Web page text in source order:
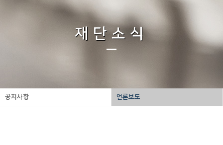
재단소식
공지사항 언론보도